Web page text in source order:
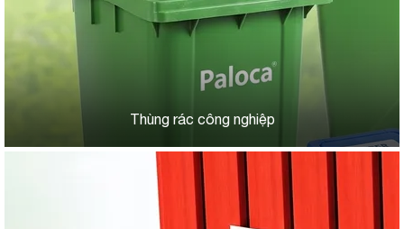
Thùng rác công nghiệp